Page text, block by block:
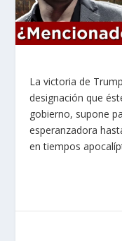
La victoria de
designación que
gobierno, supone
esperanzadora
en tiempos